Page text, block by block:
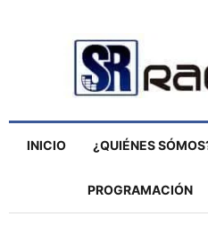
INICIO ¿QUIÉNES
PROGRAMACIÓN